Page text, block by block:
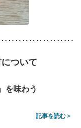
ついて
を味わう
記事を読む >